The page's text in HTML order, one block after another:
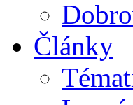
Články